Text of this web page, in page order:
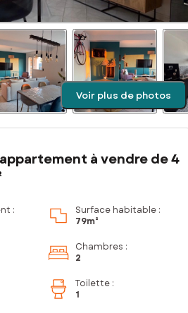
Voir plus de photos
à vendre de 4
:
Surface habitable :
79m²
Chambres :
2
Toilette :
1